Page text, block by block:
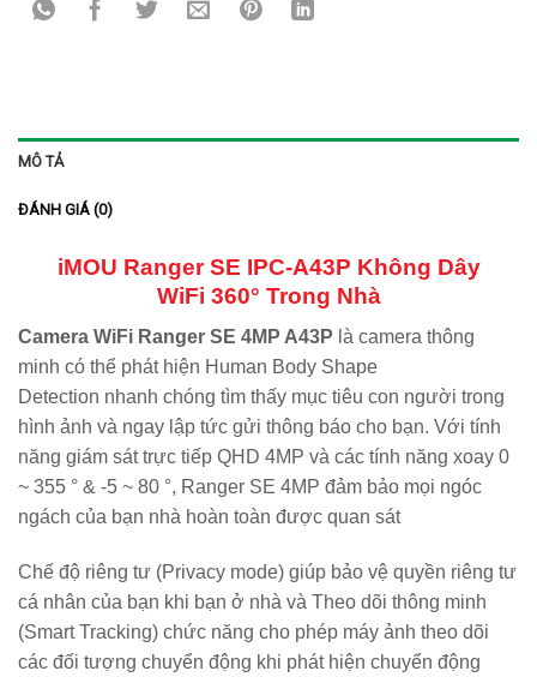
MÔ TẢ
ĐÁNH GIÁ (0)
iMOU Ranger SE IPC-A43P Không Dây
WiFi 360° Trong Nhà
Camera WiFi Ranger SE 4MP A43P là camera thông
minh có thể phát hiện Human Body Shape
Detection nhanh chóng tìm thấy mục tiêu con người trong
hình ảnh và ngay lập tức gửi thông báo cho bạn. Với tính
năng giám sát trực tiếp QHD 4MP và các tính năng xoay 0
~ 355 ° & -5 ~ 80 °, Ranger SE 4MP đảm bảo mọi ngóc
ngách của bạn nhà hoàn toàn được quan sát
Chế độ riêng tư (Privacy mode) giúp bảo vệ quyền riêng tư
cá nhân của bạn khi bạn ở nhà và Theo dõi thông minh
(Smart Tracking) chức năng cho phép máy ảnh theo dõi
các đối tượng chuyển động khi phát hiện chuyển động